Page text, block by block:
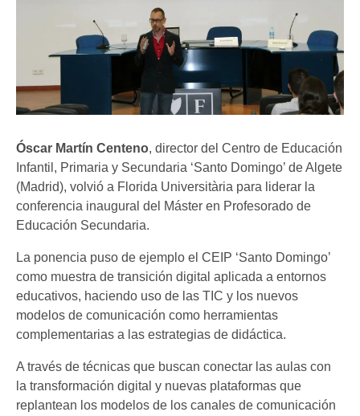
Óscar Martín Centeno, director del Centro de Educación
Infantil, Primaria y Secundaria ‘Santo Domingo’ de Algete
(Madrid), volvió a Florida Universitària para liderar la
conferencia inaugural del Máster en Profesorado de
Educación Secundaria.
La ponencia puso de ejemplo el CEIP ‘Santo Domingo’
como muestra de transición digital aplicada a entornos
educativos, haciendo uso de las TIC y los nuevos
modelos de comunicación como herramientas
complementarias a las estrategias de didáctica.
A través de técnicas que buscan conectar las aulas con
la transformación digital y nuevas plataformas que
replantean los modelos de los canales de comunicación